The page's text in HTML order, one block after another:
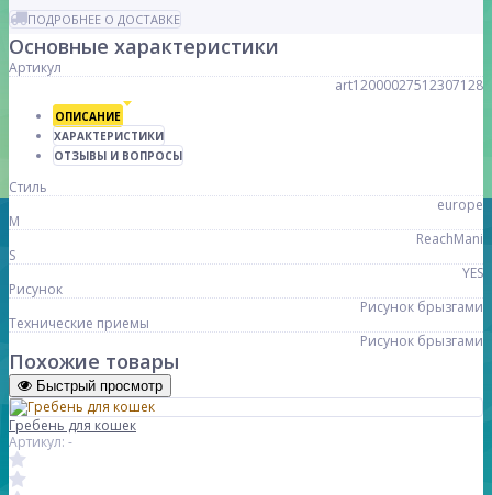
ПОДРОБНЕЕ О ДОСТАВКЕ
Основные характеристики
Артикул
art12000027512307128
ОПИСАНИЕ
ХАРАКТЕРИСТИКИ
ОТЗЫВЫ И ВОПРОСЫ
Стиль
europe
M
ReachMani
S
YES
Рисунок
Рисунок брызгами
Технические приемы
Рисунок брызгами
Похожие товары
Быстрый просмотр
Гребень для кошек
Артикул: -